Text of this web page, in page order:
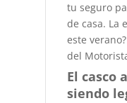
tu seguro
de casa. La
este
del
El casco
siendo